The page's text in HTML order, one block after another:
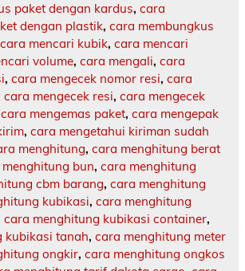
paket dengan kardus, cara
dengan plastik, cara membungkus
cara mencari kubik, cara mencari
volume, cara mengali, cara
, cara mengecek nomor resi, cara
cara mengecek resi, cara mengecek
cara mengemas paket, cara mengepak
, cara mengetahui kiriman sudah
menghitung, cara menghitung berat
bun, cara menghitung
cbm barang, cara menghitung
kubikasi, cara menghitung
cara menghitung kubikasi container,
kubikasi tanah, cara menghitung meter
ongkir, cara menghitung ongkos